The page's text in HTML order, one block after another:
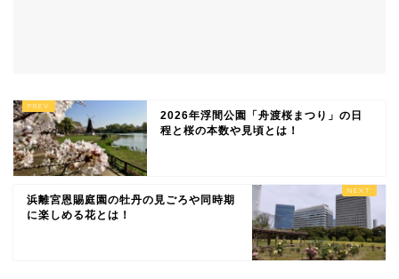
2026年浮間公園「舟渡桜まつり」の日
程と桜の本数や見頃とは！
浜離宮恩賜庭園の牡丹の見ごろや同時期
に楽しめる花とは！